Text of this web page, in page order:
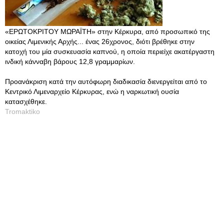
«ΕΡΩΤΟΚΡΙΤΟΥ ΜΩΡΑΪΤΗ» στην Κέρκυρα, από προσωπικό της
οικείας Λιμενικής Αρχής... ένας 26χρονος, διότι βρέθηκε στην
κατοχή του μία συσκευασία καπνού, η οποία περιείχε ακατέργαστη
ινδική κάνναβη βάρους 12,8 γραμμαρίων.
Προανάκριση κατά την αυτόφωρη διαδικασία διενεργείται από το
Κεντρικό Λιμεναρχείο Κέρκυρας, ενώ η ναρκωτική ουσία
κατασχέθηκε.
Tromaktiko